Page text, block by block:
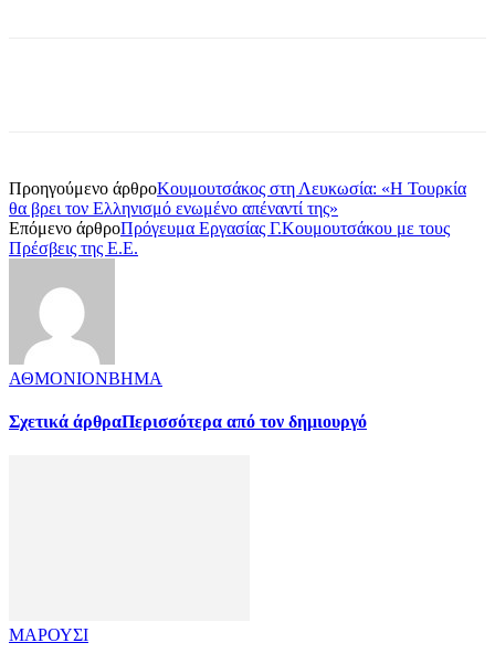
Προηγούμενο άρθροΚουμουτσάκος στη Λευκωσία: «Η Τουρκία
θα βρει τον Ελληνισμό ενωμένο απέναντί της»
Επόμενο άρθροΠρόγευμα Εργασίας Γ.Κουμουτσάκου με τους
Πρέσβεις της Ε.Ε.
ΑΘΜΟΝΙΟΝΒΗΜΑ
Σχετικά άρθραΠερισσότερα από τον δημιουργό
ΜΑΡΟΥΣΙ